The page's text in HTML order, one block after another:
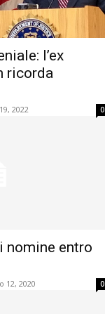
l’ex
ricorda
2022 0
nomine entro
12, 2020 0